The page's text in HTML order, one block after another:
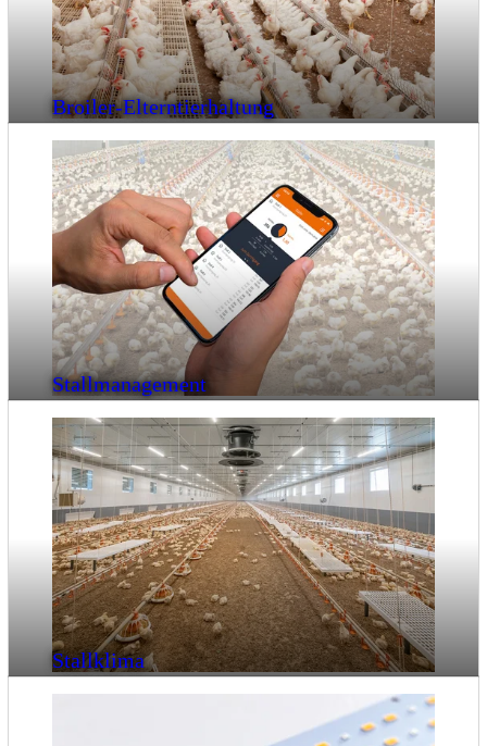
Broiler-Elterntierhaltung
Stallmanagement
Stallklima